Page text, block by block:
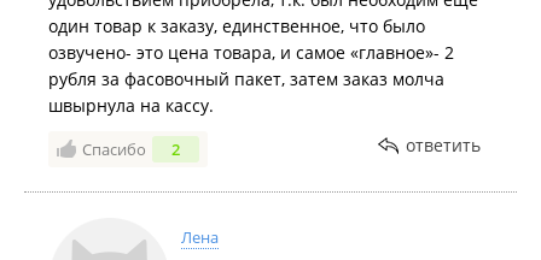
один товар к заказу, единственное, что было
озвучено- это цена товара, и самое «главное»- 2
рубля за фасовочный пакет, затем заказ молча
швырнула на кассу.
Спасибо 2 ответить
Лена